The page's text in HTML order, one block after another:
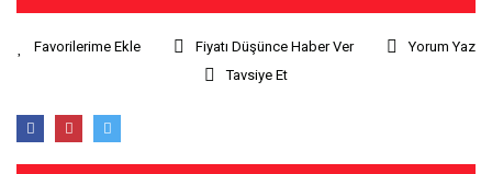
Fiyatı Düşünce Haber Ver
Yorum Yaz
Tavsiye Et